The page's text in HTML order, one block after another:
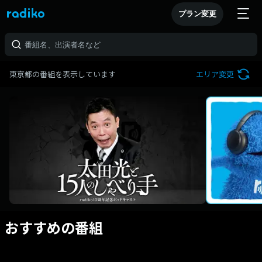
プラン変更
東京都の番組を表示しています エリア変更
おすすめの番組